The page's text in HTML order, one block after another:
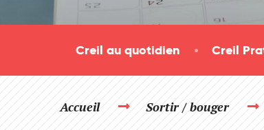
Creil au quotidien Creil
Accueil Sortir / bouger